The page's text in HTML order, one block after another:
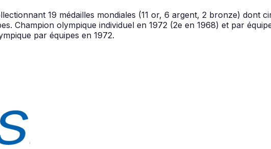
19 médailles mondiales (11 or, 6 argent, 2 bronze) dont
Champion olympique individuel en 1972 (2e en 1968) et par
par équipes en 1972.